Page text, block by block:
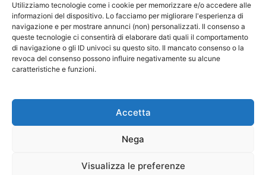
Utilizziamo tecnologie come i cookie per memorizzare e/o accedere alle
informazioni del dispositivo. Lo facciamo per migliorare l'esperienza di
navigazione e per mostrare annunci (non) personalizzati. Il consenso a
queste tecnologie ci consentirà di elaborare dati quali il comportamento
di navigazione o gli ID univoci su questo sito. Il mancato consenso o la
revoca del consenso possono influire negativamente su alcune
caratteristiche e funzioni.
Accetta
Nega
Visualizza le preferenze
informazioni riportate. Continuando ad accedere o
a usare questo sito o ogni servizio disponibile
questo sito, dichiari di accettare termini e condizioni
previste. © RisparmiOggi
Contattaci:
Disclaimer / Avviso sui rischi
questo sito si accettano le condizioni previste nel Disclaimer, Cookie e